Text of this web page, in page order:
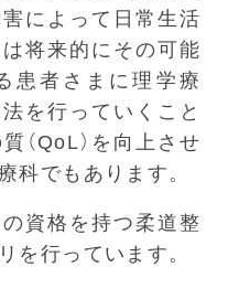
によって日常生活
将来的にその可能
患者さまに理学療
を行っていくこと
（QoL）を向上させ
科でもあります。
資格を持つ柔道整
を行っています。